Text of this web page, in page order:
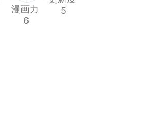
漫画力
6
5